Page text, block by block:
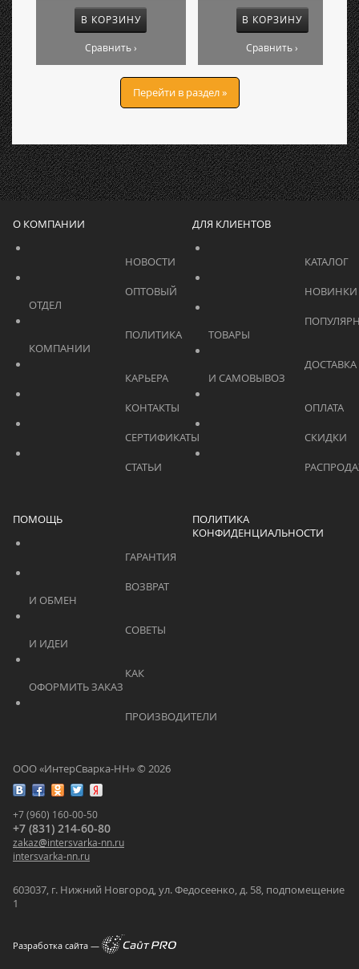
В КОРЗИНУ
Сравнить ›
В КОРЗИНУ
Сравнить ›
Перейти в раздел »
ООО «ИнтерСварка-НН» © 2026
+7 (960) 160-00-50
+7 (831) 214-60-80
zakaz@intersvarka-nn.ru
intersvarka-nn.ru
603037, г. Нижний Новгород, ул. Федосеенко, д. 58, подпомещение
1
Разработка сайта —
О КОМПАНИИ
			    		КАРЬЕРА
ДЛЯ КЛИЕНТОВ
ПОМОЩЬ
ПОЛИТИКА
КОНФИДЕНЦИАЛЬНОСТИ